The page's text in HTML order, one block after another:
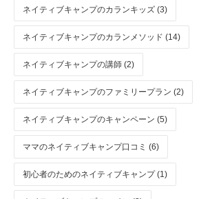
ネイティブキャンプのカランキッズ (3)
ネイティブキャンプのカランメソッド (14)
ネイティブキャンプの講師 (2)
ネイティブキャンプのファミリープラン (2)
ネイティブキャンプのキャンペーン (5)
ママのネイティブキャンプ口コミ (6)
初心者のためのネイティブキャンプ (1)